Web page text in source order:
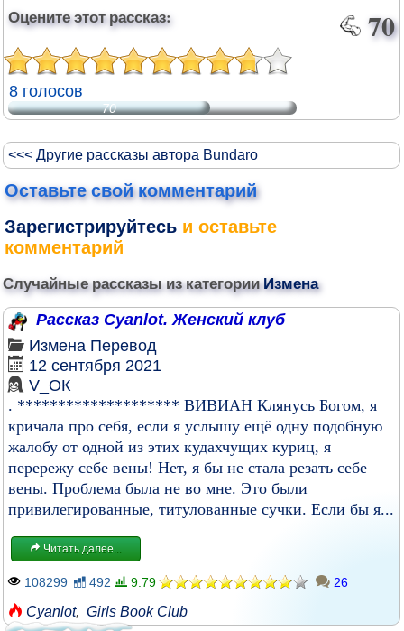
Оцените этот рассказ: 70
8 голосов
70
<<< Другие рассказы автора Bundaro
Оставьте свой комментарий
Зарегистрируйтесь и оставьте
комментарий
Случайные рассказы из категорииИзмена
Рассказ Cyanlot. Женский клуб
Измена Перевод
12 сентября 2021
V_ОК
. ******************** ВИВИАН Клянусь Богом, я
кричала про себя, если я услышу ещё одну подобную
жалобу от одной из этих кудахчущих куриц, я
перережу себе вены! Нет, я бы не стала резать себе
вены. Проблема была не во мне. Это были
привилегированные, титулованные сучки. Если бы я...
Читать далее...
108299 492 9.79 26
Cyanlot, Girls Book Club